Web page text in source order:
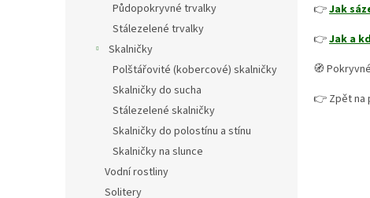
Půdopokryvné trvalky
Stálezelené trvalky
Skalničky
Polštářovité (kobercové) skalničky
Skalničky do sucha
Stálezelené skalničky
Skalničky do polostínu a stínu
Skalničky na slunce
Vodní rostliny
Solitery
👉Jak
👉Jak a
🧭
👉 Zpět na